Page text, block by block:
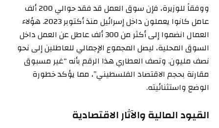
ووفقاً للوزيرة، فإن سوق العمل قد فقد حوالي 200 ألف
عامل كانوا يعملون داخل إسرائيل منذ أكتوبر 2023. هؤلاء
العمال انضموا إلى أكثر من 300 ألف عاطل عن العمل داخل
السوق المحلية، ليصل المجموع الإجمالي للعاطلين إلى نحو
نصف مليون. وتصف العطاري هذا الرقم بأنه “غير مسبوق
مقارنة بحجم الاقتصاد الفلسطيني”، مما يؤكد خطورة
الوضع واستثنائيته.
القيود المالية والآثار الاقتصادية